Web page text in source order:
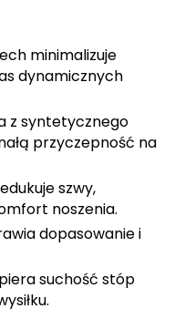
minimalizuje
dynamicznych
z syntetycznego
przyczepność na
szwy,
noszenia.
dopasowanie i
suchość stóp